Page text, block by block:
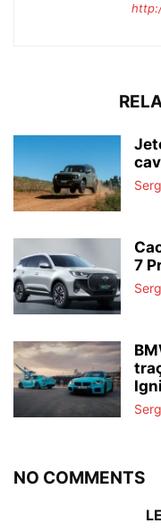
7
NO COMMENTS